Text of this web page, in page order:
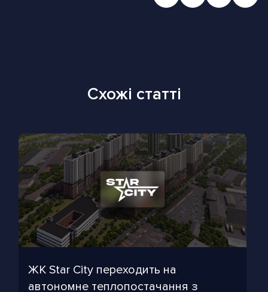
Схожі статті
ЖК Star City переходить на
автономне теплопостачання з